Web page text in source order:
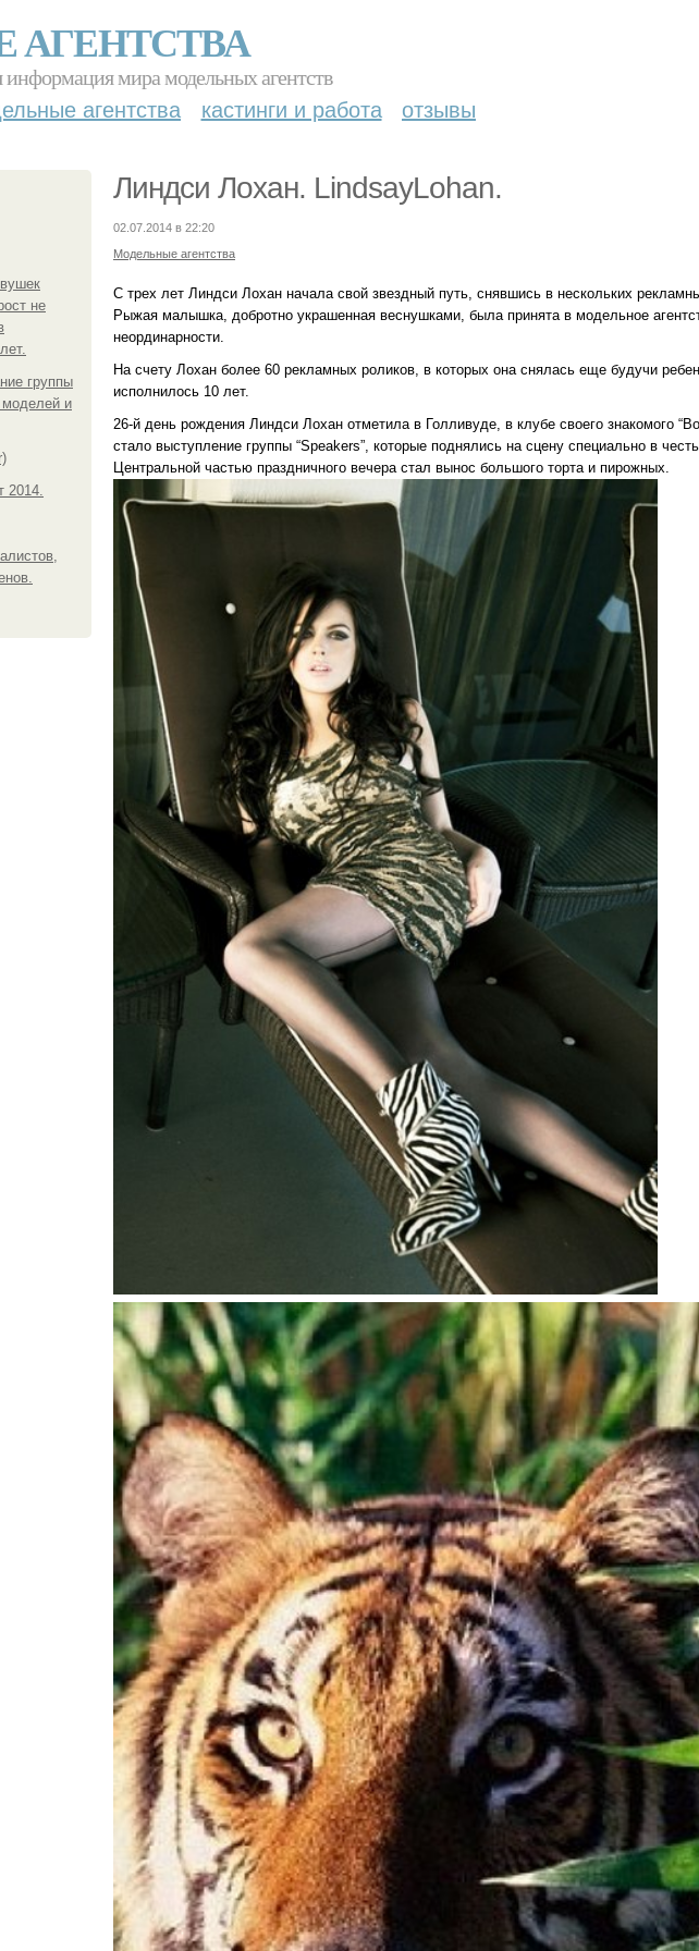
информация мира модельных агентств
агентства кастинги и работа отзывы
не
группы
и
2014.
Линдси Лохан. LindsayLohan.
02.07.2014 в 22:20
Модельные агентства
С трех лет Линдси Лохан начала свой звездный путь, снявшись в нескольких
Рыжая малышка, добротно украшенная веснушками, была принята в модельное
неординарности.
На счету Лохан более 60 рекламных роликов, в которых она снялась еще будучи
исполнилось 10 лет.
26-й день рождения Линдси Лохан отметила в Голливуде, в клубе своего знакомого
стало выступление группы “Speakers”, которые поднялись на сцену специально в
Центральной частью праздничного вечера стал вынос большого торта и пирожных.